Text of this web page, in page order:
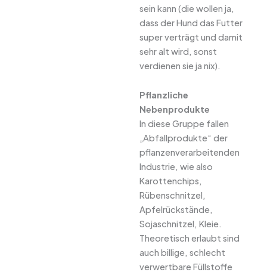
sein kann (die wollen ja,
dass der Hund das Futter
super verträgt und damit
sehr alt wird, sonst
verdienen sie ja nix).
Pflanzliche
Nebenprodukte
In diese Gruppe fallen
„Abfallprodukte“ der
pflanzenverarbeitenden
Industrie, wie also
Karottenchips,
Rübenschnitzel,
Apfelrückstände,
Sojaschnitzel, Kleie.
Theoretisch erlaubt sind
auch billige, schlecht
verwertbare Füllstoffe